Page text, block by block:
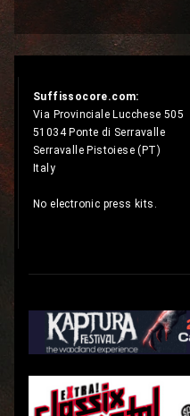
Suffissocore.com:
Via Provinciale Lucchese 505
51034 Ponte di Serravalle
Serravalle Pistoiese (PT)
Italy
No electronic press kits.